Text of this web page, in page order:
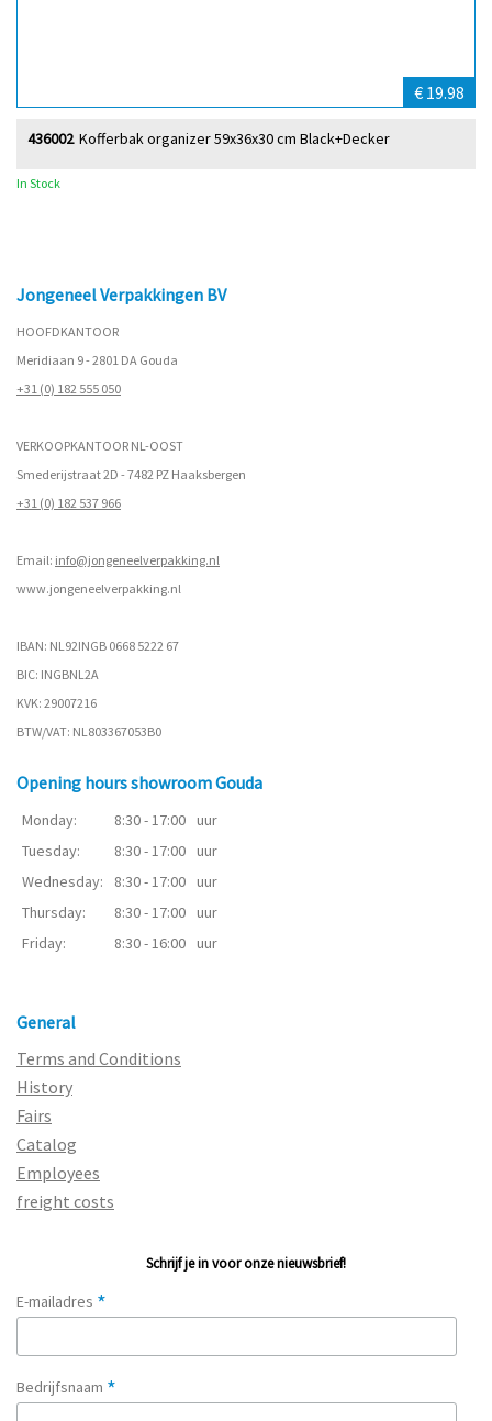
€ 19.98
Kofferbak organizer 59x36x30 cm Black+Decker
436002
In Stock
Jongeneel Verpakkingen BV
HOOFDKANTOOR
Meridiaan 9 - 2801 DA Gouda
+31 (0) 182 555 050
VERKOOPKANTOOR NL-OOST
Smederijstraat 2D - 7482 PZ Haaksbergen
+31 (0) 182 537 966
Email: info@jongeneelverpakking.nl
www.jongeneelverpakking.nl
IBAN: NL92INGB 0668 5222 67
BIC: INGBNL2A
KVK: 29007216
BTW/VAT: NL803367053B0
Opening hours showroom Gouda
Monday: 8:30 - 17:00 uur
Tuesday:
8:30 - 17:00 uur
Wednesday:
8:30 - 17:00 uur
Thursday:
8:30 - 17:00 uur
Friday:
8:30 - 16:00 uur
General
Terms and Conditions
History
Fairs
Catalog
Employees
freight costs
Schrijf je in voor onze nieuwsbrief!
E-mailadres *
Bedrijfsnaam *